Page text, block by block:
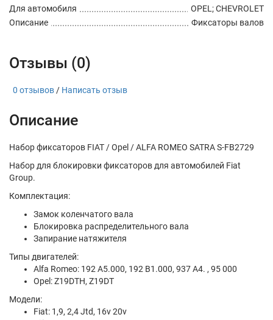
Для автомобиля
OPEL; CHEVROLET
Описание
Фиксаторы валов
Отзывы (0)
0 отзывов / Написать отзыв
Описание
Набор фиксаторов FIAT / Opel / ALFA ROMEO SATRA S-FB2729
Набор для блокировки фиксаторов для автомобилей Fiat
Group.
Комплектация:
Замок коленчатого вала
Блокировка распределительного вала
Запирание натяжителя
Типы двигателей:
Alfa Romeo: 192 A5.000, 192 B1.000, 937 A4. , 95 000
Opel: Z19DTH, Z19DT
Модели:
Fiat: 1,9, 2,4 Jtd, 16v 20v